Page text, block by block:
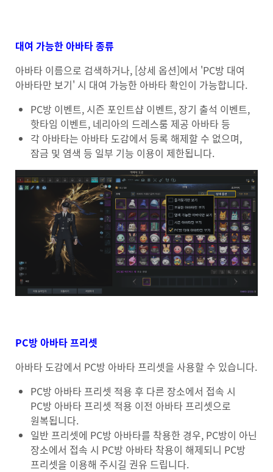
대여 가능한 아바타 종류
아바타 이름으로 검색하거나, [상세 옵션]에서 'PC방 대여
아바타만 보기' 시 대여 가능한 아바타 확인이 가능합니다.
PC방 이벤트, 시즌 포인트샵 이벤트, 장기 출석 이벤트,
핫타임 이벤트, 네리아의 드레스룸 제공 아바타 등
각 아바타는 아바타 도감에서 등록 해제할 수 없으며,
잠금 및 염색 등 일부 기능 이용이 제한됩니다.
PC방 아바타 프리셋
아바타 도감에서 PC방 아바타 프리셋을 사용할 수 있습니다.
PC방 아바타 프리셋 적용 후 다른 장소에서 접속 시
PC방 아바타 프리셋 적용 이전 아바타 프리셋으로
원복됩니다.
일반 프리셋에 PC방 아바타를 착용한 경우, PC방이 아닌
장소에서 접속 시 PC방 아바타 착용이 해제되니 PC방
프리셋을 이용해 주시길 권유 드립니다.